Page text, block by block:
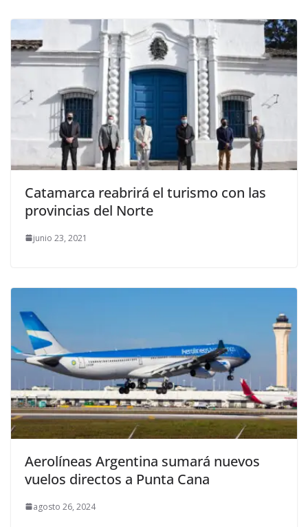
Catamarca reabrirá el turismo con las
provincias del Norte
junio 23, 2021
Aerolíneas Argentina sumará nuevos
vuelos directos a Punta Cana
agosto 26, 2024